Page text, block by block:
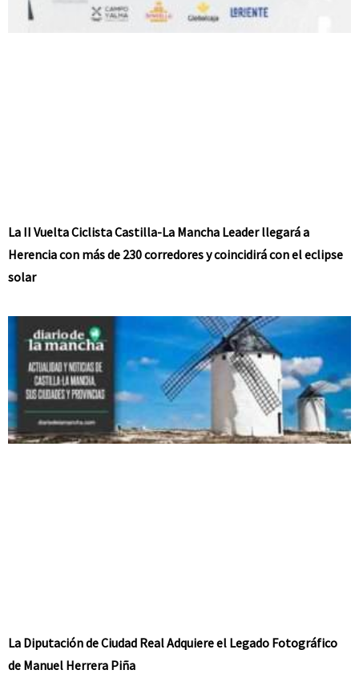
La II Vuelta Ciclista Castilla-La Mancha Leader llegará a
Herencia con más de 230 corredores y coincidirá con el eclipse
solar
La Diputación de Ciudad Real Adquiere el Legado Fotográfico
de Manuel Herrera Piña